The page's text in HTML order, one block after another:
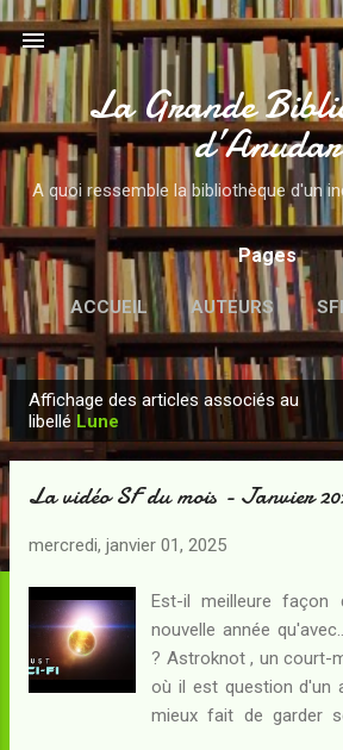
Accéder au contenu
La Grande
d’Anudar
A quoi ressemble la bibliothèque d'un
Pages
ACCUEIL AUTEURS
r
Affichage des articles associés au
libellé Lune
La vidéo SF du mois - Janvier
mercredi, janvier 01, 2025
Est-il meilleure façon
nouvelle année
? Astroknot , un court-
où il est question d'un
mieux fait de garder